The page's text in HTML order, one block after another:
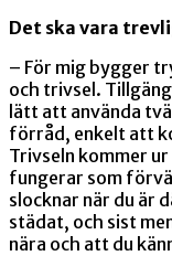
Det ska vara
– För mig bygger
och trivsel.
lätt att använda
förråd, enkelt att
Trivseln kommer
fungerar som
slocknar när du är
städat, och sist
nära och att du